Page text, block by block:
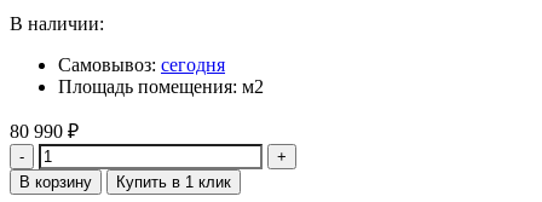
В наличии:
Самовывоз: сегодня
Площадь помещения: м2
80 990 ₽
Количество
В корзину Купить в 1 клик